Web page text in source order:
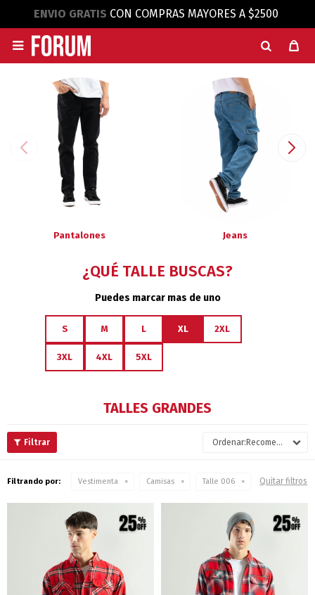
ENVIO GRATIS CON COMPRAS MAYORES A $2500

Pantalones Jeans
¿QUÉ TALLE BUSCAS?
Puedes marcar mas de uno
S M L XL 2XL
3XL 4XL 5XL
TALLES GRANDES
Recomendados
Filtrando por: Vestimenta Camisas Talle 006 Quitar filtros